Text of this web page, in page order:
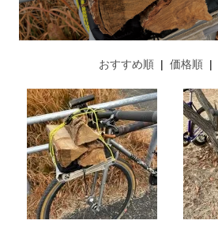
おすすめ順| 価格順|